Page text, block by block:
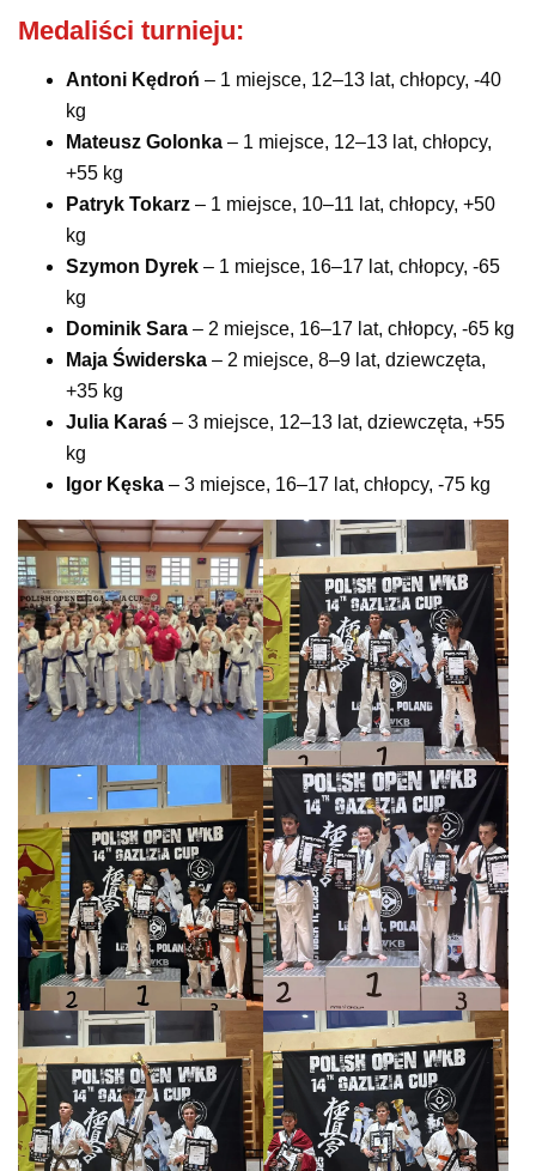
Medaliści turnieju:
Antoni Kędroń – 1 miejsce, 12–13 lat, chłopcy, -40
kg
Mateusz Golonka – 1 miejsce, 12–13 lat, chłopcy,
+55 kg
Patryk Tokarz – 1 miejsce, 10–11 lat, chłopcy, +50
kg
Szymon Dyrek – 1 miejsce, 16–17 lat, chłopcy, -65
kg
Dominik Sara – 2 miejsce, 16–17 lat, chłopcy, -65 kg
Maja Świderska – 2 miejsce, 8–9 lat, dziewczęta,
+35 kg
Julia Karaś – 3 miejsce, 12–13 lat, dziewczęta, +55
kg
Igor Kęska – 3 miejsce, 16–17 lat, chłopcy, -75 kg